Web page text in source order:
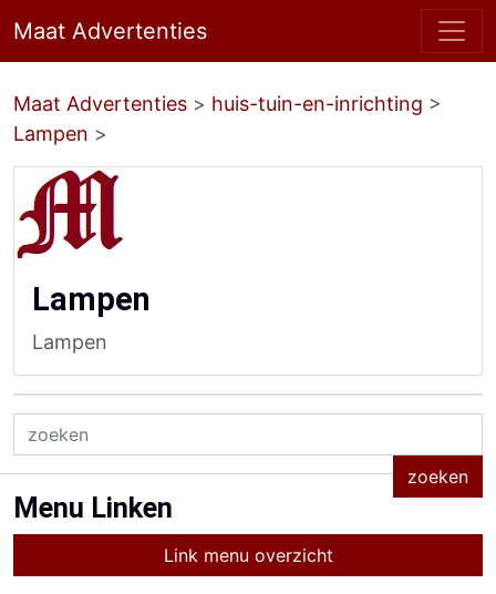
Maat Advertenties
Maat Advertenties > huis-tuin-en-inrichting >
Lampen >
Lampen
Lampen
Menu Linken
Link menu overzicht